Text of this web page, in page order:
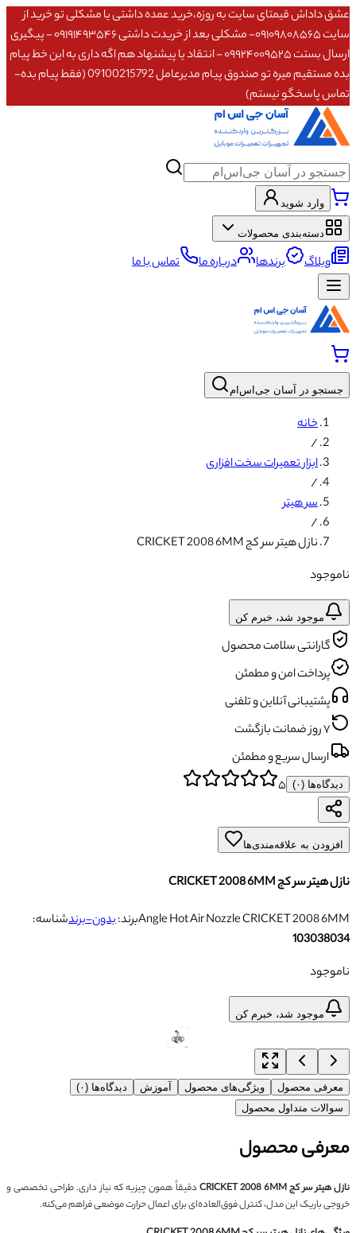
عشق داداش قیمتای سایت به روزه،خرید عمده داشتی یا مشکلی تو خرید از
سایت ۰۹۱۰۹۸۰۸۵۶۵- مشکلی بعد از خریدت داشتی ۰۹۱۹۱۴۹۳۵۴۶ - پیگیری
ارسال بستت ۰۹۹۲۴۰۰۹۵۲۵ - انتقاد یا پیشنهاد هم اگه داری به این خط پیام
بده مستقیم میره تو صندوق پیام مدیرعامل 09100215792 (فقط پیام بده-
تماس پاسخگو نیستم)
وارد شوید
دسته‌بندی محصولات
وبلاگ برندها درباره ما تماس با ما
جستجو در آسان جی‌اس‌ام
خانه
/
ابزار تعمیرات سخت افزاری
/
سر هیتر
/
نازل هیتر سر کج CRICKET 2008 6MM
ناموجود
موجود شد، خبرم کن
گارانتی سلامت محصول
پرداخت امن و مطمئن
پشتیبانی آنلاین و تلفنی
۷ روز ضمانت بازگشت
ارسال سریع و مطمئن
دیدگاه‌ها (۰) ۵
افزودن به علاقه‌مندی‌ها
نازل هیتر سر کج CRICKET 2008 6MM
Angle Hot Air Nozzle CRICKET 2008 6MMبرند:بدون-برندشناسه:
103038034
ناموجود
موجود شد، خبرم کن
معرفی محصول ویژگی‌های محصول آموزش
دیدگاه‌ها (۰)
سوالات متداول محصول
معرفی محصول
نازل هیتر سر کج CRICKET 2008 6MM
دقیقاً همون چیزیه که نیاز داری. طراحی تخصصی و
خروجی باریک این مدل، کنترل فوق‌العاده‌ای برای اعمال حرارت موضعی فراهم می‌کنه.